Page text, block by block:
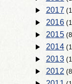
2017
2016
2015
2014
2013
2012